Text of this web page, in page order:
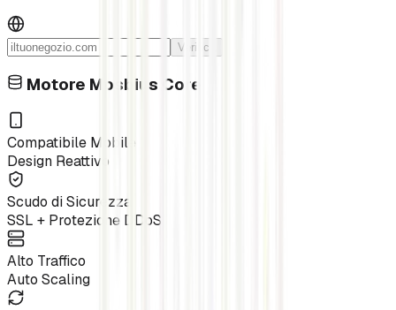
Verifica
Motore Mosbius Core
Compatibile Mobile
Design Reattivo
Scudo di Sicurezza
SSL + Protezione DDoS
Alto Traffico
Auto Scaling